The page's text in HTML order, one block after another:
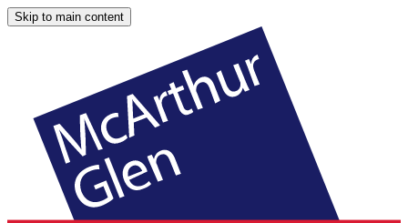
Skip to main content